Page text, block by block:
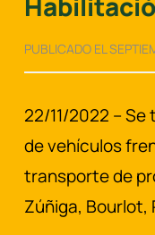
PUBLICADO EL
22/11/2022 –
de vehículos
transporte de
Zúñiga, Bourlot,